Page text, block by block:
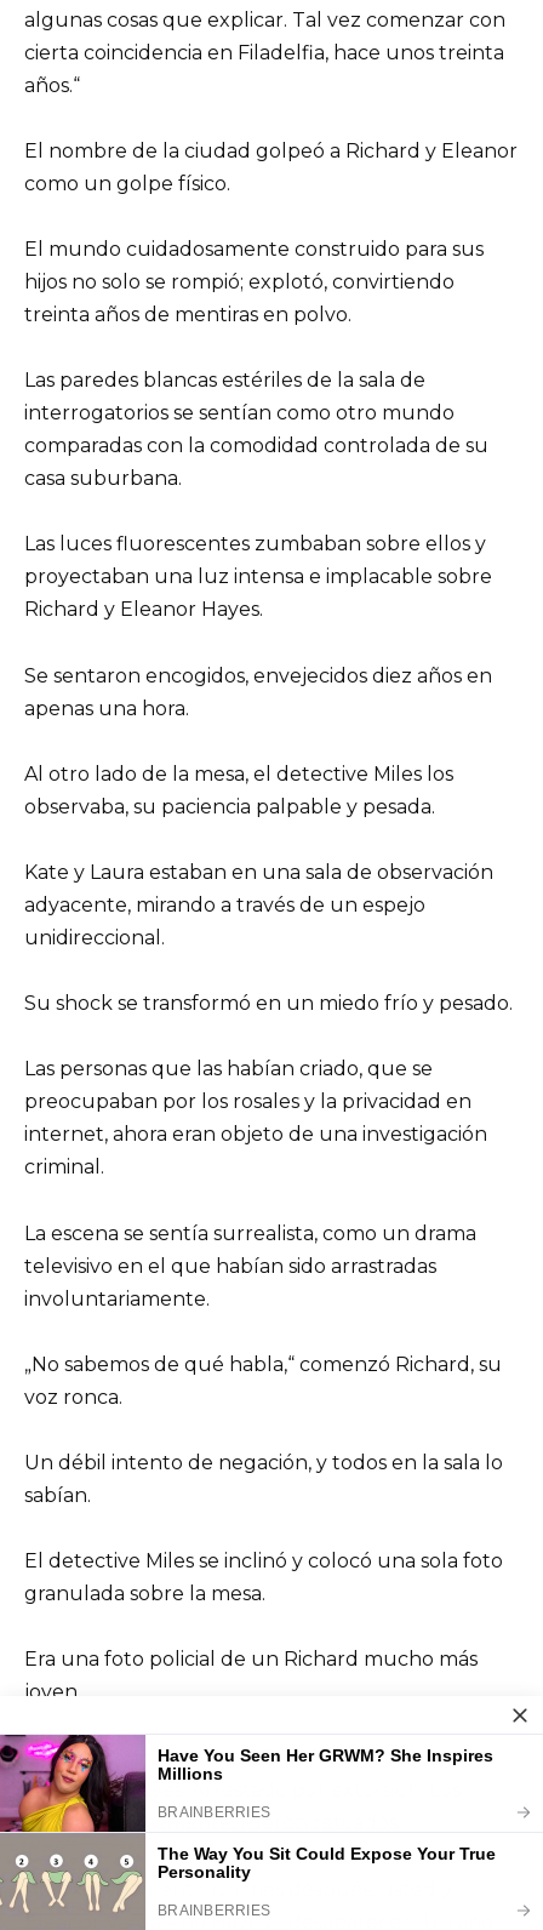
algunas cosas que explicar. Tal vez comenzar con
cierta coincidencia en Filadelfia, hace unos treinta
años.“
El nombre de la ciudad golpeó a Richard y Eleanor
como un golpe físico.
El mundo cuidadosamente construido para sus
hijos no solo se rompió; explotó, convirtiendo
treinta años de mentiras en polvo.
Las paredes blancas estériles de la sala de
interrogatorios se sentían como otro mundo
comparadas con la comodidad controlada de su
casa suburbana.
Las luces fluorescentes zumbaban sobre ellos y
proyectaban una luz intensa e implacable sobre
Richard y Eleanor Hayes.
Se sentaron encogidos, envejecidos diez años en
apenas una hora.
Al otro lado de la mesa, el detective Miles los
observaba, su paciencia palpable y pesada.
Kate y Laura estaban en una sala de observación
adyacente, mirando a través de un espejo
unidireccional.
Su shock se transformó en un miedo frío y pesado.
Las personas que las habían criado, que se
preocupaban por los rosales y la privacidad en
internet, ahora eran objeto de una investigación
criminal.
La escena se sentía surrealista, como un drama
televisivo en el que habían sido arrastradas
involuntariamente.
„No sabemos de qué habla,“ comenzó Richard, su
voz ronca.
Un débil intento de negación, y todos en la sala lo
sabían.
El detective Miles se inclinó y colocó una sola foto
granulada sobre la mesa.
Era una foto policial de un Richard mucho más
joven.
„Esto fue tomado en 1995 en Filadelfia. Richard
Hasek. No Hayes. Arrestado por extorsión. Los
cargos, curiosamente, fueron retirados.
Aproximadamente un mes después, usted y
Eleanor Varga – no Hayes – desaparecen. Un año